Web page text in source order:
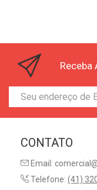
Receba
CONTATO
Email:
Telefone: (41)